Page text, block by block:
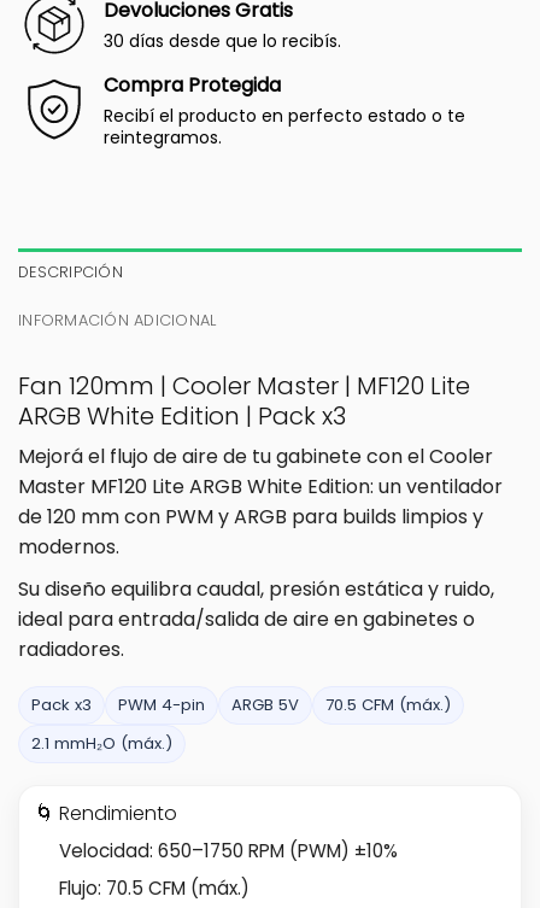
Devoluciones Gratis
30 días desde que lo recibís.
Compra Protegida
Recibí el producto en perfecto estado o te
reintegramos.
DESCRIPCIÓN
INFORMACIÓN ADICIONAL
Fan 120mm | Cooler Master | MF120 Lite
ARGB White Edition | Pack x3
Mejorá el flujo de aire de tu gabinete con el Cooler
Master MF120 Lite ARGB White Edition: un ventilador
de 120 mm con PWM y ARGB para builds limpios y
modernos.
Su diseño equilibra caudal, presión estática y ruido,
ideal para entrada/salida de aire en gabinetes o
radiadores.
Pack x3 PWM 4-pin ARGB 5V
70.5 CFM (máx.)
2.1 mmH₂O (máx.)
🌀 Rendimiento
Velocidad: 650–1750 RPM (PWM) ±10%
Flujo: 70.5 CFM (máx.)